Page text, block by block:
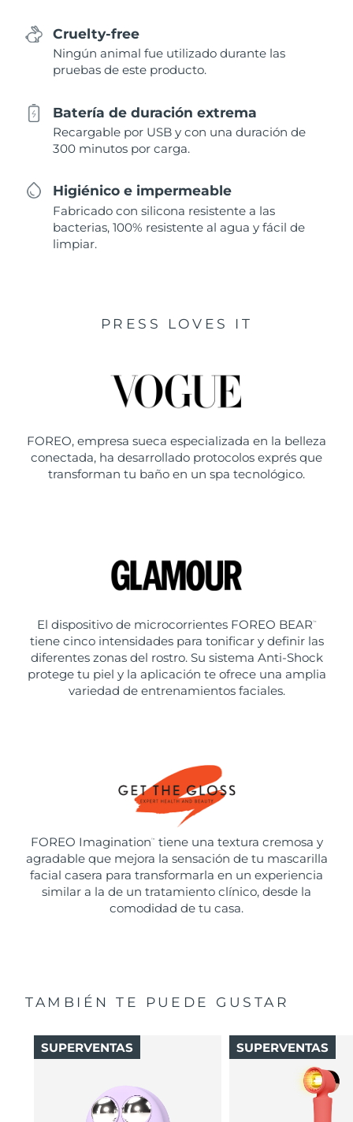
Cruelty-free
Ningún animal fue utilizado durante las
pruebas de este producto.
Batería de duración extrema
Recargable por USB y con una duración de
300 minutos por carga.
Higiénico e impermeable
Fabricado con silicona resistente a las
bacterias, 100% resistente al agua y fácil de
limpiar.
PRESS LOVES IT
FOREO, empresa sueca especializada en la belleza
conectada, ha desarrollado protocolos exprés que
transforman tu baño en un spa tecnológico.
El dispositivo de microcorrientes FOREO BEAR ™
tiene cinco intensidades para tonificar y definir las
diferentes zonas del rostro. Su sistema Anti-Shock
protege tu piel y la aplicación te ofrece una amplia
variedad de entrenamientos faciales.
FOREO Imagination ™
tiene una textura cremosa y
agradable que mejora la sensación de tu mascarilla
facial casera para transformarla en un experiencia
similar a la de un tratamiento clínico, desde la
comodidad de tu casa.
TAMBIÉN TE PUEDE GUSTAR
SUPERVENTAS SUPERVENTAS